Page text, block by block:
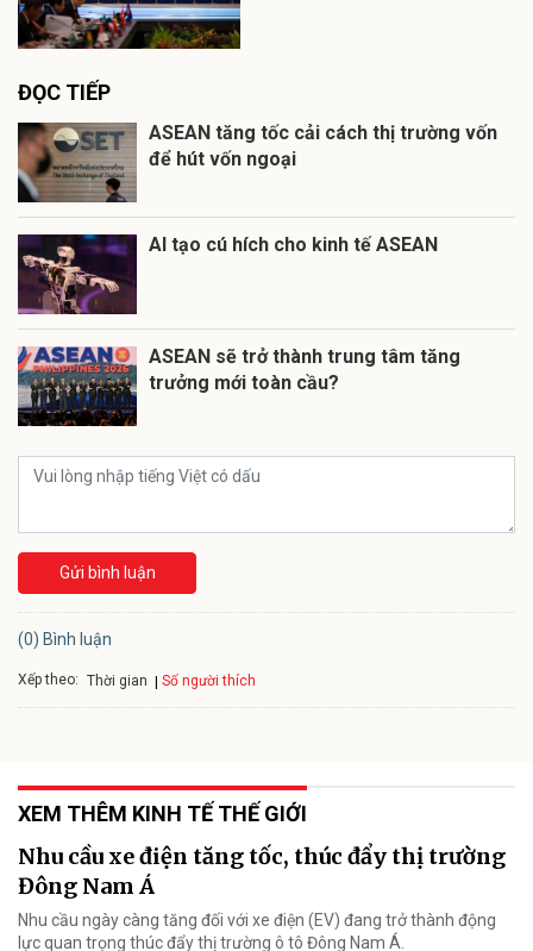
ĐỌC TIẾP
ASEAN tăng tốc cải cách thị trường vốn
để hút vốn ngoại
AI tạo cú hích cho kinh tế ASEAN
ASEAN sẽ trở thành trung tâm tăng
trưởng mới toàn cầu?
Gửi bình luận
(0) Bình luận
Xếp theo: Thời gian Số người thích
XEM THÊM KINH TẾ THẾ GIỚI
Nhu cầu xe điện tăng tốc, thúc đẩy thị trường
Đông Nam Á
Nhu cầu ngày càng tăng đối với xe điện (EV) đang trở thành động
lực quan trọng thúc đẩy thị trường ô tô Đông Nam Á.